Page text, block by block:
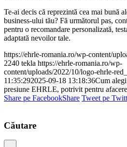
Te-ai decis că reprezintă cea mai bună
business-ului tău? Fă următorul pas,
pentru o recomandare personalizată,
adaptată nevoilor tale.
https://ehrle-romania.ro/wp-content/
2240 tekla https://ehrle-romania.ro/wp-
content/uploads/2022/10/logo-ehrle-
11:35:292025-09-18 13:18:36Cum
presiune EHRLE, potrivit pentru
Share pe FacebookShare Tweet pe
Căutare